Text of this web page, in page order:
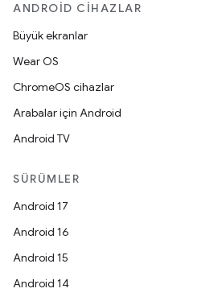
ANDROID CIHAZLAR
Büyük ekranlar
Wear OS
ChromeOS cihazlar
Arabalar için Android
Android TV
SÜRÜMLER
Android 17
Android 16
Android 15
Android 14